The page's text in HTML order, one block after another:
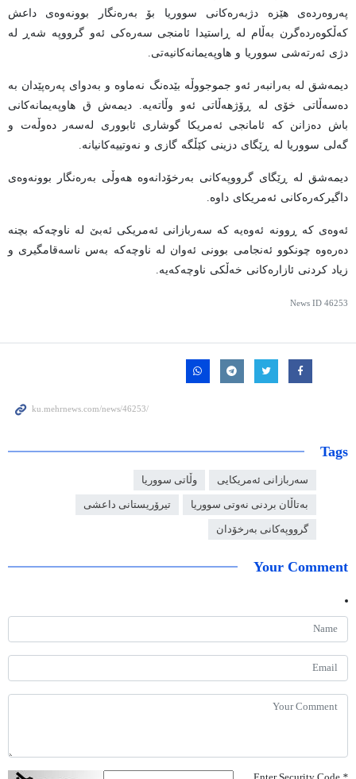
پەروەردەی هێزە دژبەرەکانی سووریا بۆ بەرەنگار بوونەوەی داعش
کەڵکوەردەگرن بەڵام لە ڕاستیدا ئامنجی سەرەکی ئەو گرووپە شەڕ لە
دژی ئەرتەشی سووریا و هاوپەیمانەکانیەتی.
دیمەشق لە بەرانبەر ئەو جموجووڵە بێدەنگ نەماوە و بەدوای پەرەپێدان بە
دەسەڵاتی خۆی لە ڕۆژهەڵاتی ئەو وڵاتەیە. دیمەش ق هاوپەیمانەکانی
باش دەزانن کە ئامانجی ئەمریکا گوشاری ئابووری لەسەر دەوڵەت و
گەلی سووریا لە ڕێگای دزینی کێڵگە گازی و نەوتییەکانیانە.
دیمەشق لە ڕێگای گرووپەکانی بەرخۆدانەوە هەوڵی بەرەنگار بوونەوەی
داگیرکەرەکانی ئەمریکای داوە.
ئەوەی کە ڕوونە ئەوەیە کە سەربازانی ئەمریکی ئەبێ لە ناوچەکە بچنە
دەرەوە چونکوو ئەنجامی بوونی ئەوان لە ناوچەکە بەس ناسەقامگیری و
زیاد کردنی ئازارەکانی خەڵکی ناوچەکەیە.
News ID 46253
Tags
سەربازانی ئەمریکایی وڵاتی سووریا
بەتاڵان بردنی نەوتی سووریا تیرۆریستانی داعشی
گرووپەکانی بەرخۆدان
Your Comment